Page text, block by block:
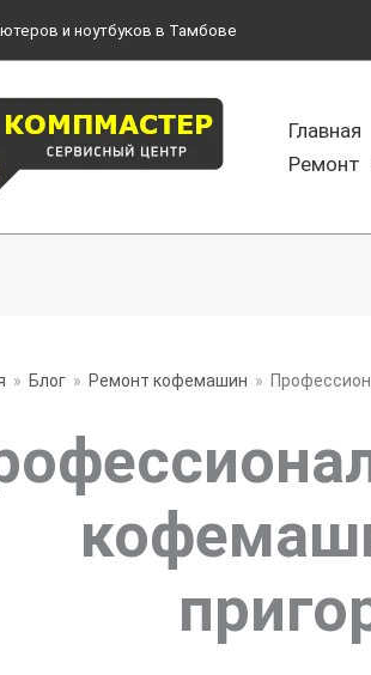
и ноутбуков в Тамбове
Главная
Ремонт
Блог Ремонт кофемашин